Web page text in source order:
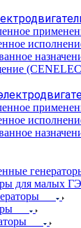
для малых